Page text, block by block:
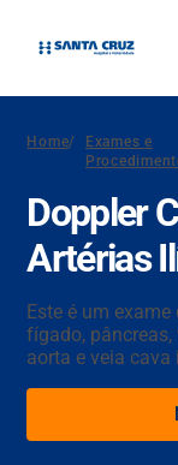
Home/
Exames e
Doppler
Artérias
Este é um
fígado,
aorta e veia cava